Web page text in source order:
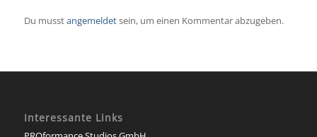
Du musstangemeldetsein, um einen Kommentar abzugeben.
Interessante Links